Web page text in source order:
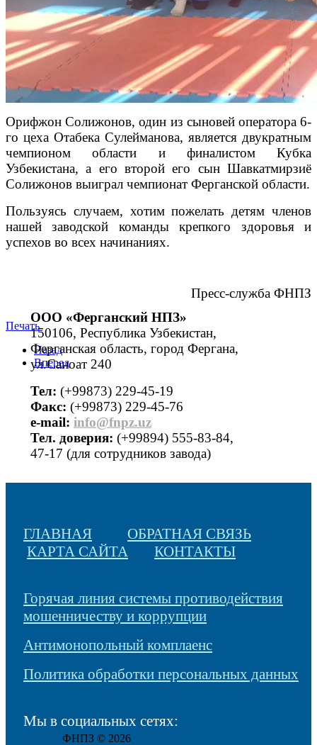
Орифжон Солижонов, один из сыновей оператора 6-
го цеха Отабека Сулейманова, является двукратным
чемпионом области и финалистом Кубка
Узбекистана, а его второй его сын Шавкатмирзиё
Солижонов выиграл чемпионат Ферганской области.
Пользуясь случаем, хотим пожелать детям членов
нашей заводской команды крепкого здоровья и
успехов во всех начинаниях.
Пресс-служба ФНПЗ
Печать
Назад
Вперед
ООО «Ферганский НПЗ»
150106, Республика Узбекистан,
Ферганская область, город Фергана,
ул.Саноат 240
Тел: (+99873) 229-45-19
Факс: (+99873) 229-45-76
е-mail: info@fnpz.uz
Тел. доверия: (+99894) 555-83-84,
47-17 (для сотрудников завода)
ГЛАВНАЯ
ОБРАТНАЯ СВЯЗЬ
КАРТА САЙТА
КОНТАКТЫ
Горячая линия системы противодействия
мошенничеству и коррупции
Антимонопольный комплаенс
Политика обработки персональных данных
Мы в социальных сетях:
ФНПЗ © 2026